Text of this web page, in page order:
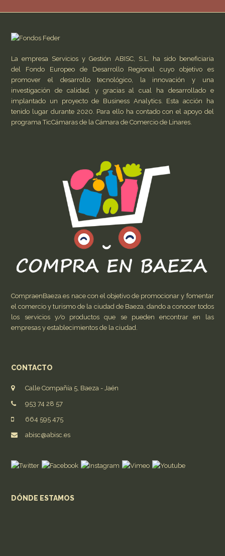
La empresa Servicios y Gestión ABISC, S.L. ha sido beneficiaria
del Fondo Europeo de Desarrollo Regional cuyo objetivo es
promover el desarrollo tecnológico, la innovación y una
investigación de calidad, y gracias al cual ha desarrollado e
implantado un proyecto de Business Analytics. Esta acción ha
tenido lugar durante 2020. Para ello ha contado con el apoyo del
programa TicCámaras de la Cámara de Comercio de Linares.
CompraenBaeza.es nace con el objetivo de promocionar y fomentar
el comercio y turismo de la ciudad de Baeza, dando a conocer todos
los servicios y/o productos que se pueden encontrar en las
empresas y establecimientos de la ciudad.
CONTACTO
Calle Compañía 5, Baeza - Jaén
953 74 28 57
664 595 475
abisc@abisc.es
DÓNDE ESTAMOS